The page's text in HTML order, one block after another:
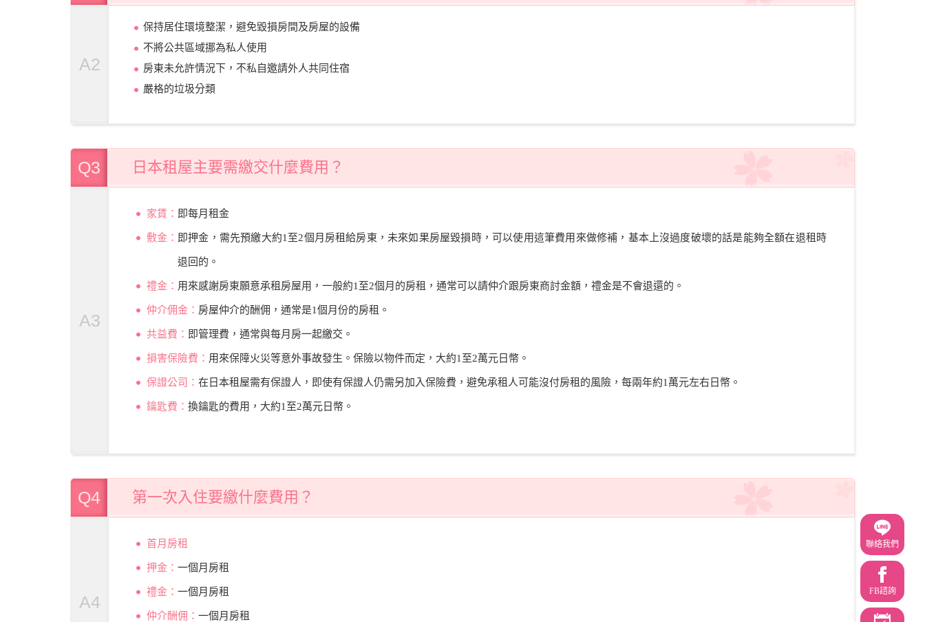
A2
保持居住環境整潔，避免毀損房間及房屋的設備
不將公共區域挪為私人使用
房東未允許情況下，不私自邀請外人共同住宿
嚴格的垃圾分類
Q3 日本租屋主要需繳交什麼費用？
A3
家賃： 即每月租金
敷金： 即押金，需先預繳大約1至2個月房租給房東，未來如果房屋毀損時，可以使用這筆費用來做修補，基本上沒過度破壞的話是能夠全額在退租時
退回的。
禮金： 用來感謝房東願意承租房屋用，一般約1至2個月的房租，通常可以請仲介跟房東商討金額，禮金是不會退還的。
仲介佣金： 房屋仲介的酬佣，通常是1個月份的房租。
共益費： 即管理費，通常與每月房一起繳交。
損害保險費： 用來保障火災等意外事故發生。保險以物件而定，大約1至2萬元日幣。
保證公司： 在日本租屋需有保證人，即使有保證人仍需另加入保險費，避免承租人可能沒付房租的風險，每兩年約1萬元左右日幣。
鑰匙費： 換鑰匙的費用，大約1至2萬元日幣。
Q4 第一次入住要繳什麼費用？
A4
首月房租
押金： 一個月房租
禮金： 一個月房租
仲介酬佣： 一個月房租
聯絡我們
FB諮詢